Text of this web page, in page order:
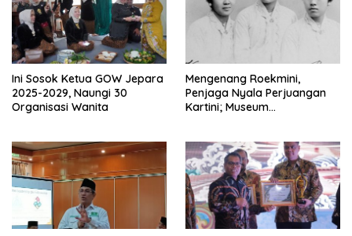
Ini Sosok Ketua GOW Jepara
2025-2029, Naungi 30
Organisasi Wanita
Mengenang Roekmini,
Penjaga Nyala Perjuangan
Kartini; Museum